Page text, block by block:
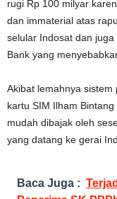
rugi Rp 100 milyar
dan immaterial atas
selular Indosat dan
Bank yang
Akibat lemahnya sistem
kartu SIM Ilham
mudah dibajak oleh
yang datang ke gerai
Baca Juga :